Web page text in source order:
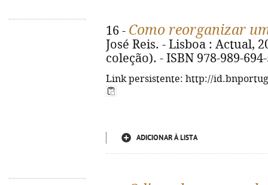
16 - Como reorganizar
José Reis. - Lisboa : Actual,
coleção). - ISBN 978-989-
Link persistente: http://
ADICIONAR À LISTA